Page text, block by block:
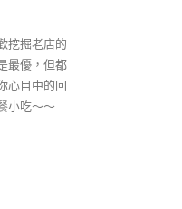
挖掘老店的
最優，但都
心目中的回
小吃～～